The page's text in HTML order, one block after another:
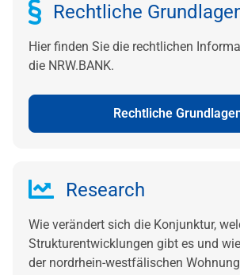
Rechtliche
Hier finden Sie die rechtlichen
die NRW.BANK.
Rechtliche
Research
Wie verändert sich die Konjunktur,
Strukturentwicklungen gibt es und
der nordrhein-westfälischen